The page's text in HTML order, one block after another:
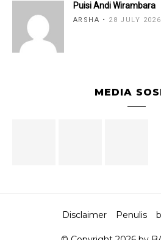
Puisi Andi Wirambara
ARSHA 28 JULY 2026
MEDIA
Disclaimer Penulis